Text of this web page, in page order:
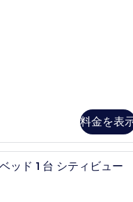
料金を表
ッド 1 台 シティビュー